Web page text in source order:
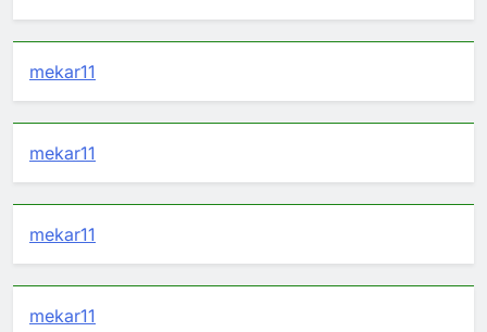
mekar11
mekar11
mekar11
mekar11